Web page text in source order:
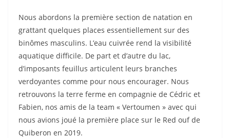
Nous abordons la première section de natation en
grattant quelques places essentiellement sur des
binômes masculins. L’eau cuivrée rend la visibilité
aquatique difficile. De part et d’autre du lac,
d’imposants feuillus articulent leurs branches
verdoyantes comme pour nous encourager. Nous
retrouvons la terre ferme en compagnie de Cédric et
Fabien, nos amis de la team « Vertoumen » avec qui
nous avions joué la première place sur le Red ouf de
Quiberon en 2019.